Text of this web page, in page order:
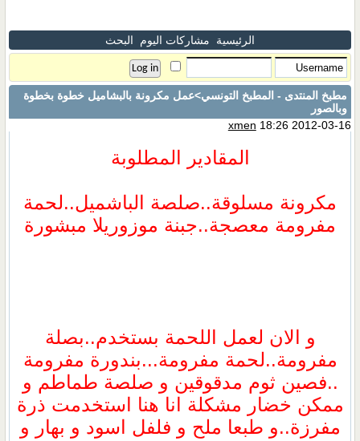
الرئيسية مشاركات اليوم البحث
مطبخ المنتدى - المطبخ التونسي>عمل مكرونة بالبشاميل خطوة بخطوة
وبالصور
xmen 18:26 2012-03-16
المقادير المطلوبة
مكرونة مسلوقة..صلصة الباشميل..لحمة
مفرومة معصجة..جبنة موزوريلا مبشورة
و الان لعمل اللحمة بستخدم..بصلة
مفرومة..لحمة مفرومة...بندورة مفرومة
..فصين ثوم مدقوقين و صلصة طماطم و
ممكن خضار مشكلة انا هنا استخدمت ذرة
مفرزة..و طبعا ملح و فلفل اسود و بهار و